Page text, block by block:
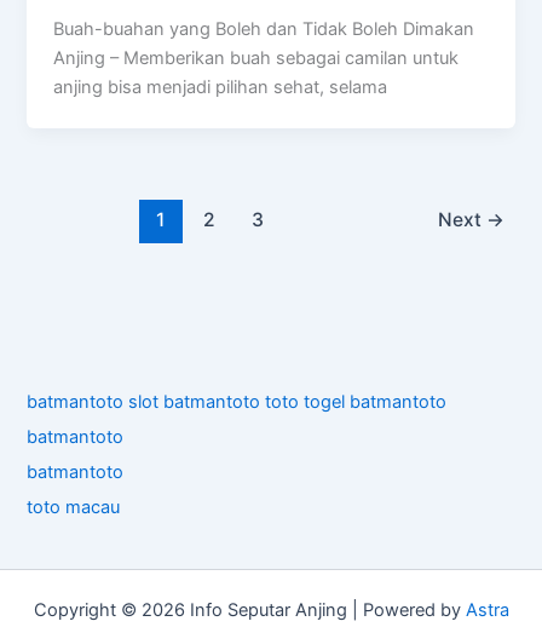
Buah-buahan yang Boleh dan Tidak Boleh Dimakan
Anjing – Memberikan buah sebagai camilan untuk
anjing bisa menjadi pilihan sehat, selama
1 2 3 Next →
batmantoto slot batmantoto toto togel batmantoto
batmantoto
batmantoto
toto macau
Copyright © 2026 Info Seputar Anjing | Powered by Astra